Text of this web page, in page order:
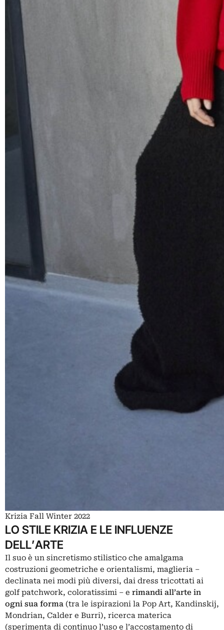
Krizia Fall Winter 2022
LO STILE KRIZIA E LE INFLUENZE
DELL’ARTE
Il suo è un sincretismo stilistico che amalgama
costruzioni geometriche e orientalismi, maglieria ‒
declinata nei modi più diversi, dai dress tricottati ai
golf patchwork, coloratissimi ‒ e rimandi all’arte in
ogni sua forma (tra le ispirazioni la Pop Art, Kandinskij,
Mondrian, Calder e Burri), ricerca materica
(sperimenta di continuo l’uso e l’accostamento di